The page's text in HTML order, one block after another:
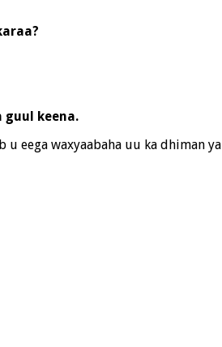
guul keena.
eega waxyaabaha uu ka dhiman